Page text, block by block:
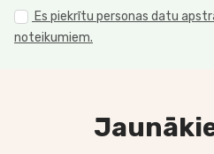
Es piekrītu personas datu
noteikumiem.